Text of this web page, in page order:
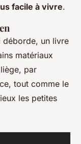
facile à vivre.
déborde, un livre
matériaux
par
tout comme le
les petites